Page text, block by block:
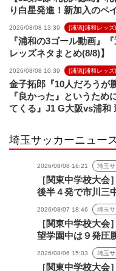
り白星発進！新加入のペ
2026/08/08 13:39 [浦議]浦和レッ
『浦和の3ゴール動画』
レッズネタまとめ(8/8)】
2026/08/08 10:39 [浦議]浦和レッ
金子拓郎『10人だろうが
『良かった』というた
てくる』J1 G大阪vs浦和
埼玉サッカーニュース
2026/08/08 16:21 埼玉
［関東中学校大会
後半４発で市川三
2026/08/07 18:46 埼玉
［関東中学校大
望学園中は９発圧
2026/08/06 15:03 埼玉
［関東中学校大